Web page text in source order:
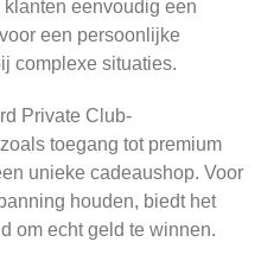
eenvoudig een
een persoonlijke
complexe situaties.
Private Club-
toegang tot premium
unieke cadeaushop. Voor
houden, biedt het
om echt geld te winnen.